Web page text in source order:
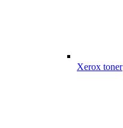
Xerox toner